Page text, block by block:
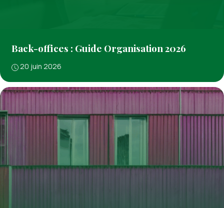
Back-offices : Guide Organisation 2026
20 juin 2026